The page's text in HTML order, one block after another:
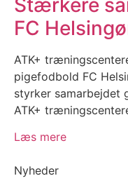
Stærkere
FC
ATK+
pigefodbold FC
styrker samarbejdet
ATK+
Læs mere
Nyheder